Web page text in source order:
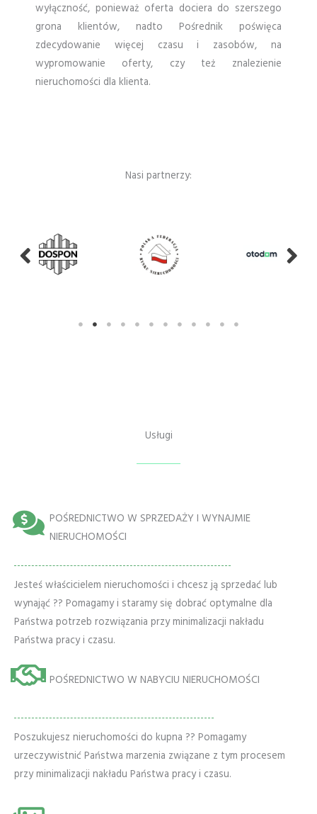
wyłączność, ponieważ oferta dociera do szerszego
grona klientów, nadto Pośrednik poświęca
zdecydowanie więcej czasu i zasobów, na
wypromowanie oferty, czy też znalezienie
nieruchomości dla klienta.
Nasi partnerzy:
Usługi
POŚREDNICTWO W SPRZEDAŻY I WYNAJMIE
NIERUCHOMOŚCI
Jesteś właścicielem nieruchomości i chcesz ją sprzedać lub
wynająć ?? Pomagamy i staramy się dobrać optymalne dla
Państwa potrzeb rozwiązania przy minimalizacji nakładu
Państwa pracy i czasu.
POŚREDNICTWO W NABYCIU NIERUCHOMOŚCI
Poszukujesz nieruchomości do kupna ?? Pomagamy
urzeczywistnić Państwa marzenia związane z tym procesem
przy minimalizacji nakładu Państwa pracy i czasu.